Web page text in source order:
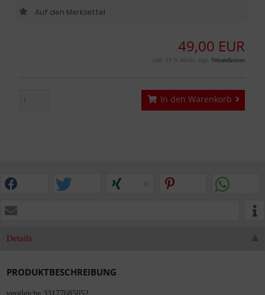
49,00 EUR
inkl. 19 % MwSt. zzgl. Versandkosten
In den Warenkorb
0
Details
PRODUKTBESCHREIBUNG